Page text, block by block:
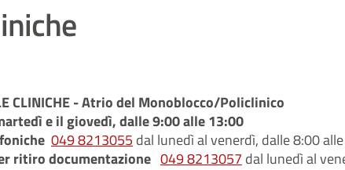
CLINICHE - Atrio del Monoblocco/Policlinico
e il giovedì, dalle 9:00 alle 13:00
049 8213055 dal lunedì al venerdì, dalle 8:00
ritiro documentazione 049 8213057 dal lunedì al